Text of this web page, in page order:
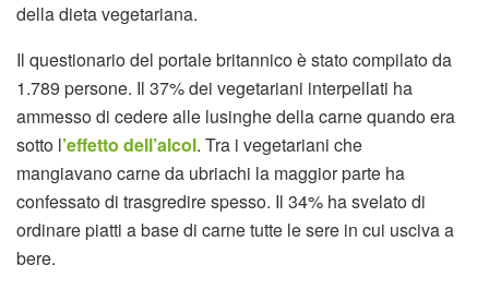
della dieta vegetariana.
Il questionario del portale britannico è stato compilato da
1.789 persone. Il 37% dei vegetariani interpellati ha
ammesso di cedere alle lusinghe della carne quando era
sotto l’effetto dell’alcol. Tra i vegetariani che
mangiavano carne da ubriachi la maggior parte ha
confessato di trasgredire spesso. Il 34% ha svelato di
ordinare piatti a base di carne tutte le sere in cui usciva a
bere.